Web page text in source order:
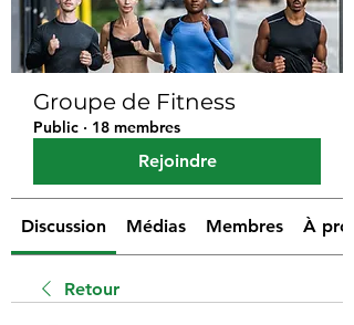
Groupe de Fitness
Public · 18 membres
Rejoindre
Discussion Médias Membres À
Retour